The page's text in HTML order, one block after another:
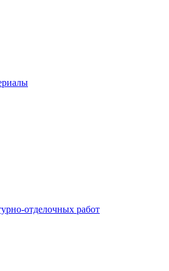
отделочных работ